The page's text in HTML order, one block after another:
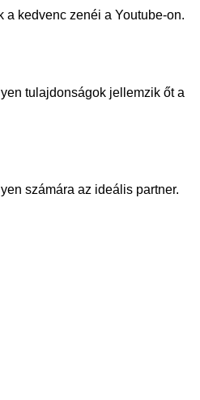
a kedvenc zenéi a Youtube-on.
tulajdonságok jellemzik őt a
számára az ideális partner.